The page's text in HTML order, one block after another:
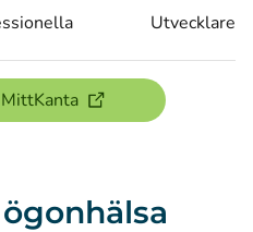
Utvecklare
(öppnas i ett nytt